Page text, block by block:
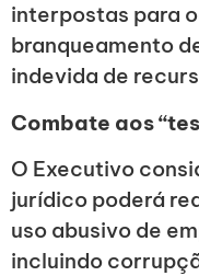
interpostas para
branqueamento
indevida de
Combate aos
O Executivo
jurídico poderá
uso abusivo de
incluindo